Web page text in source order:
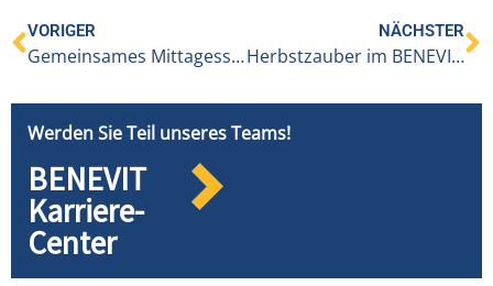
VORIGER
Gemeinsames Mittagessen zum bevorstehenden Erntedankfest
NÄCHSTER
Herbstzauber im BENEVIT PH Höchst/Fußach
Werden Sie Teil unseres Teams!
BENEVIT
Karriere-
Center